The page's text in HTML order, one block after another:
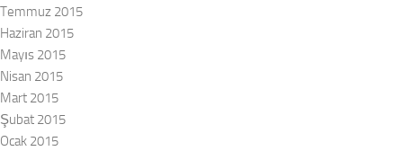
Temmuz 2015
Haziran 2015
Mayıs 2015
Nisan 2015
Mart 2015
Şubat 2015
Ocak 2015